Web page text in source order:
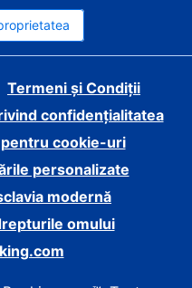
Termeni și Condiții
confidențialitatea
cookie-uri
personalizate
modernă
omului